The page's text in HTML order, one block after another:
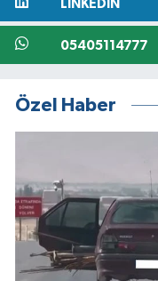
LINKEDIN
05405114777
Özel Haber